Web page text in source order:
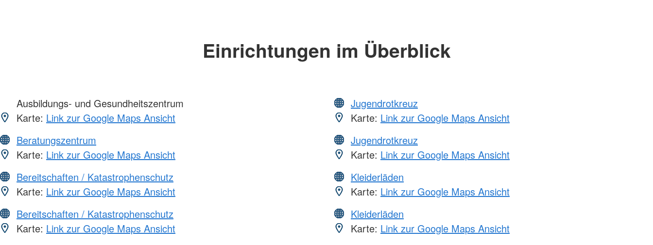
Einrichtungen im Überblick
Ausbildungs- und Gesundheitszentrum
Karte: Link zur Google Maps Ansicht
Beratungszentrum
Karte: Link zur Google Maps Ansicht
Bereitschaften / Katastrophenschutz
Karte: Link zur Google Maps Ansicht
Bereitschaften / Katastrophenschutz
Karte: Link zur Google Maps Ansicht
Jugendrotkreuz
Karte: Link zur Google Maps Ansicht
Jugendrotkreuz
Karte: Link zur Google Maps Ansicht
Kleiderläden
Karte: Link zur Google Maps Ansicht
Kleiderläden
Karte: Link zur Google Maps Ansicht